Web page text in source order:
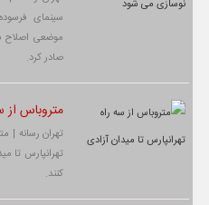
سینمای
صادر کرد.
متروباس از
تهران رسانه |
تهرانپارس تا
کنند.